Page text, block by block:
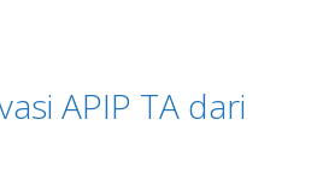
APIP TA dari